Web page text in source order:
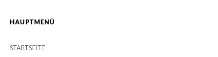
HAUPTMENÜ
STARTSEITE